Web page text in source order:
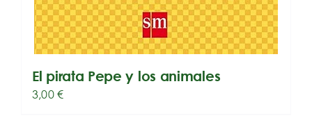
El pirata Pepe y los animales
3,00€